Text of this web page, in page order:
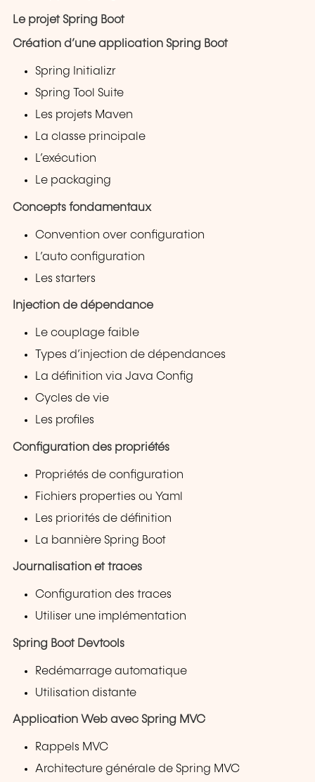
Le projet Spring Boot
Création d’une application Spring Boot
Spring Initializr
Spring Tool Suite
Les projets Maven
La classe principale
L’exécution
Le packaging
Concepts fondamentaux
Convention over configuration
L’auto configuration
Les starters
Injection de dépendance
Le couplage faible
Types d’injection de dépendances
La définition via Java Config
Cycles de vie
Les profiles
Configuration des propriétés
Propriétés de configuration
Fichiers properties ou Yaml
Les priorités de définition
La bannière Spring Boot
Journalisation et traces
Configuration des traces
Utiliser une implémentation
Spring Boot Devtools
Redémarrage automatique
Utilisation distante
Application Web avec Spring MVC
Rappels MVC
Architecture générale de Spring MVC